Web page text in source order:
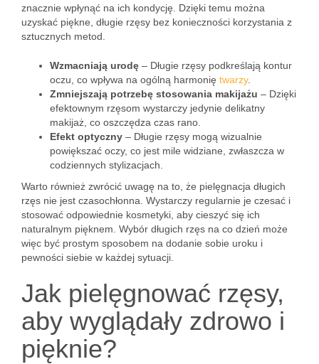
znacznie wpłynąć na ich kondycję. Dzięki temu można
uzyskać piękne, długie rzęsy bez konieczności korzystania z
sztucznych metod.
Wzmacniają urodę – Długie rzęsy podkreślają kontur
oczu, co wpływa na ogólną harmonię twarzy.
Zmniejszają potrzebę stosowania makijażu – Dzięki
efektownym rzęsom wystarczy jedynie delikatny
makijaż, co oszczędza czas rano.
Efekt optyczny – Długie rzęsy mogą wizualnie
powiększać oczy, co jest mile widziane, zwłaszcza w
codziennych stylizacjach.
Warto również zwrócić uwagę na to, że pielęgnacja długich
rzęs nie jest czasochłonna. Wystarczy regularnie je czesać i
stosować odpowiednie kosmetyki, aby cieszyć się ich
naturalnym pięknem. Wybór długich rzęs na co dzień może
więc być prostym sposobem na dodanie sobie uroku i
pewności siebie w każdej sytuacji.
Jak pielęgnować rzęsy,
aby wyglądały zdrowo i
pięknie?